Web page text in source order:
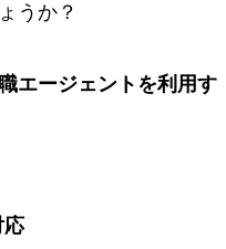
うか？
エージェントを利用す
応